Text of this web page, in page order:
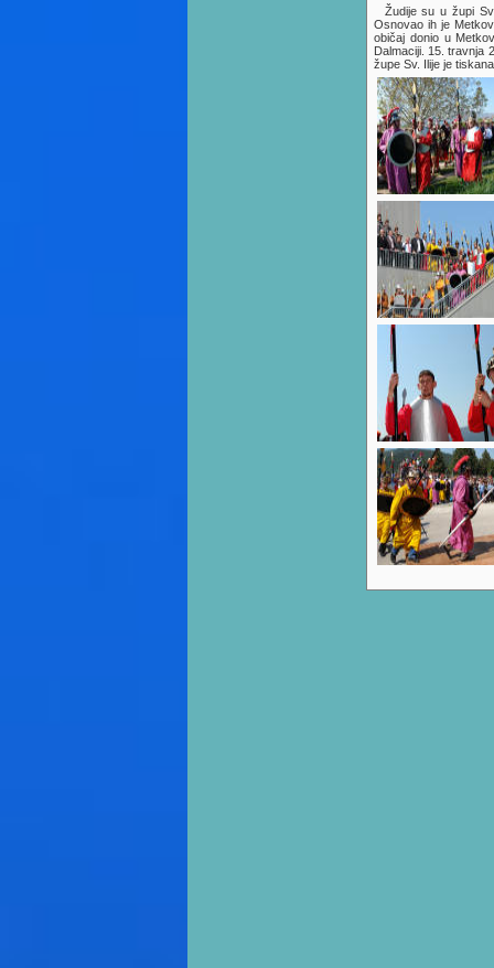
Žudije su u župi
Osnovao ih je
običaj donio u
Dalmaciji. 15. travnja
župe Sv. Ilije je